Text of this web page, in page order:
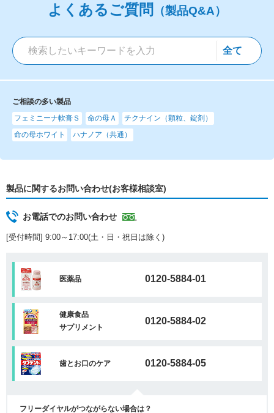
よくあるご質問 （製品Q&A）
ご相談の多い製品
フェミニーナ軟膏Ｓ
命の母Ａ
チクナイン（顆粒、錠剤）
命の母ホワイト
ハナノア（共通）
製品に関するお問い合わせ(お客様相談室)
お電話でのお問い合わせ
[受付時間] 9:00～17:00(土・日・祝日は除く)
医薬品 0120-5884-01
健康食品
サプリメント
0120-5884-02
歯とお口のケア 0120-5884-05
フリーダイヤルがつながらない場合は？